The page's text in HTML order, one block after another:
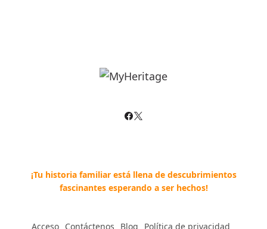
¡Tu historia familiar está llena de descubrimientos
fascinantes esperando a ser hechos!
Acceso-- Contáctenos Blog Política de privacidad